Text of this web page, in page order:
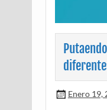
Enero 19,